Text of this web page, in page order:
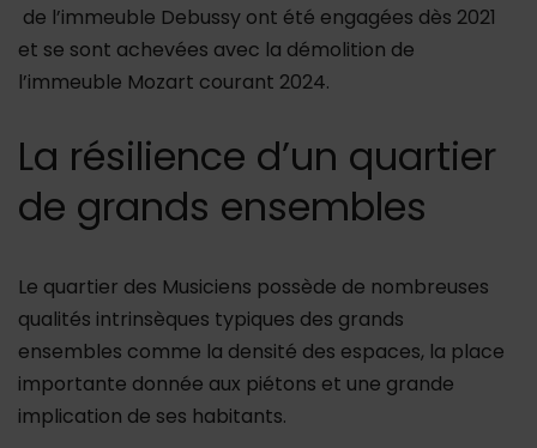
de l’immeuble Debussy ont été engagées dès 2021
et se sont achevées avec la démolition de
l’immeuble Mozart courant 2024.
La résilience d’un quartier
de grands ensembles
Le quartier des Musiciens possède de nombreuses
qualités intrinsèques typiques des grands
ensembles comme la densité des espaces, la place
importante donnée aux piétons et une grande
implication de ses habitants.